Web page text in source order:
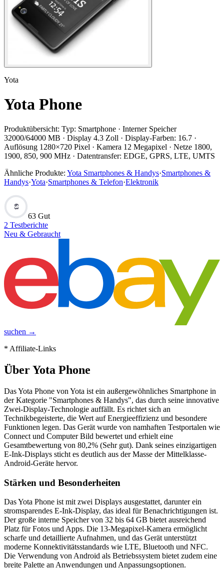
Yota
Yota Phone
Produktübersicht: Typ: Smartphone · Interner Speicher
32000/64000 MB · Display 4.3 Zoll · Display-Farben: 16.7 ·
Auflösung 1280×720 Pixel · Kamera 12 Megapixel · Netze 1800,
1900, 850, 900 MHz · Datentransfer: EDGE, GPRS, LTE, UMTS
Ähnliche Produkte: Yota Smartphones & Handys·Smartphones &
Handys·Yota·Smartphones & Telefon·Elektronik
63
63 Gut
2 Testberichte
Neu & Gebraucht
suchen →
* Affiliate-Links
ÜberYota Phone
Das Yota Phone von Yota ist ein außergewöhnliches Smartphone in
der Kategorie "Smartphones & Handys", das durch seine innovative
Zwei-Display-Technologie auffällt. Es richtet sich an
Technikbegeisterte, die Wert auf Energieeffizienz und besondere
Funktionen legen. Das Gerät wurde von namhaften Testportalen wie
Connect und Computer Bild bewertet und erhielt eine
Gesamtbewertung von 80,2% (Sehr gut). Dank seines einzigartigen
E-Ink-Displays sticht es deutlich aus der Masse der Mittelklasse-
Android-Geräte hervor.
Stärken und Besonderheiten
Das Yota Phone ist mit zwei Displays ausgestattet, darunter ein
stromsparendes E-Ink-Display, das ideal für Benachrichtigungen ist.
Der große interne Speicher von 32 bis 64 GB bietet ausreichend
Platz für Fotos und Apps. Die 13-Megapixel-Kamera ermöglicht
scharfe und detaillierte Aufnahmen, und das Gerät unterstützt
moderne Konnektivitätsstandards wie LTE, Bluetooth und NFC.
Die Verwendung von Android als Betriebssystem bietet zudem eine
breite Palette an Anwendungen und Anpassungsoptionen.